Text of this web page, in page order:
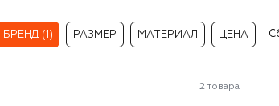
БРЕНД (1) РАЗМЕР МАТЕРИАЛ ЦЕНА
2 товара